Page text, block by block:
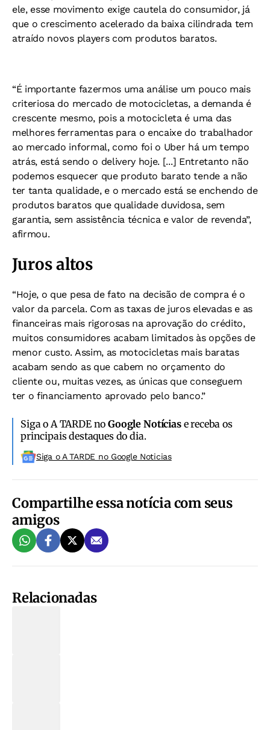
ele, esse movimento exige cautela do consumidor, já
que o crescimento acelerado da baixa cilindrada tem
atraído novos players com produtos baratos.
“É importante fazermos uma análise um pouco mais
criteriosa do mercado de motocicletas, a demanda é
crescente mesmo, pois a motocicleta é uma das
melhores ferramentas para o encaixe do trabalhador
ao mercado informal, como foi o Uber há um tempo
atrás, está sendo o delivery hoje. [...] Entretanto não
podemos esquecer que produto barato tende a não
ter tanta qualidade, e o mercado está se enchendo de
produtos baratos que qualidade duvidosa, sem
garantia, sem assistência técnica e valor de revenda”,
afirmou.
Juros altos
“Hoje, o que pesa de fato na decisão de compra é o
valor da parcela. Com as taxas de juros elevadas e as
financeiras mais rigorosas na aprovação do crédito,
muitos consumidores acabam limitados às opções de
menor custo. Assim, as motocicletas mais baratas
acabam sendo as que cabem no orçamento do
cliente ou, muitas vezes, as únicas que conseguem
ter o financiamento aprovado pelo banco.”
Siga o A TARDE noGoogle Notíciase receba os
principais destaques do dia.
Siga o A TARDE no Google Noticias
Compartilhe essa notícia com seus
amigos
Relacionadas